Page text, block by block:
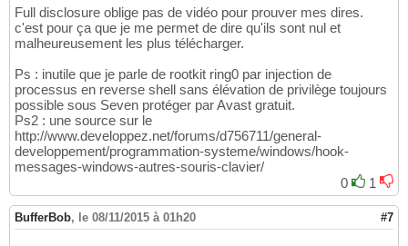
Full disclosure oblige pas de vidéo pour prouver mes dires.
c'est pour ça que je me permet de dire qu'ils sont nul et
malheureusement les plus télécharger.
Ps : inutile que je parle de rootkit ring0 par injection de
processus en reverse shell sans élévation de privilège toujours
possible sous Seven protéger par Avast gratuit.
Ps2 : une source sur le
http://www.developpez.net/forums/d756711/general-
developpement/programmation-systeme/windows/hook-
messages-windows-autres-souris-clavier/
0
1
BufferBob, le 08/11/2015 à 01h20 #7